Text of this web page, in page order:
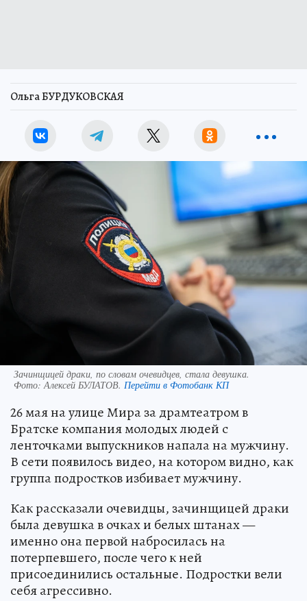
Ольга БУРДУКОВСКАЯ
Зачинщицей драки, по словам очевидцев, стала девушка.
Фото:Алексей БУЛАТОВ. Перейти в Фотобанк КП
26 мая на улице Мира за драмтеатром в
Братске компания молодых людей с
ленточками выпускников напала на мужчину.
В сети появилось видео, на котором видно, как
группа подростков избивает мужчину.
Как рассказали очевидцы, зачинщицей драки
была девушка в очках и белых штанах —
именно она первой набросилась на
потерпевшего, после чего к ней
присоединились остальные. Подростки вели
себя агрессивно.